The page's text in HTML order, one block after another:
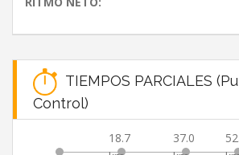
TIEMPOS PARCIALES
Control)
18.7
37.0